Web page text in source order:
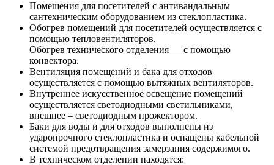
Помещения для посетителей с антивандальным
сантехническим оборудованием из стеклопластика.
Обогрев помещений для посетителей осуществляется с
помощью тепловентиляторов.
Обогрев технического отделения — с помощью
конвектора.
Вентиляция помещений и бака для отходов
осуществляется с помощью вытяжных вентиляторов.
Внутреннее искусственное освещение помещений
осуществляется светодиодными светильниками,
внешнее – светодиодным прожектором.
Баки для воды и для отходов выполнены из
ударопрочного стеклопластика и оснащены кабельной
системой предотвращения замерзания содержимого.
В техническом отделении находятся: